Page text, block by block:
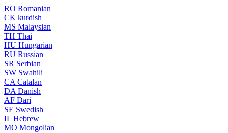
RO Romanian
CK kurdish
MS Malaysian
TH Thai
HU Hungarian
RU Russian
SR Serbian
SW Swahili
CA Catalan
DA Danish
AF Dari
SE Swedish
IL Hebrew
MO Mongolian